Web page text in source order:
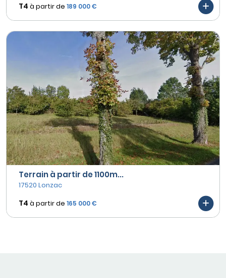
T4 à partir de 189 000 €
Terrain à partir de 1100m...
17520 Lonzac
T4 à partir de 165 000 €